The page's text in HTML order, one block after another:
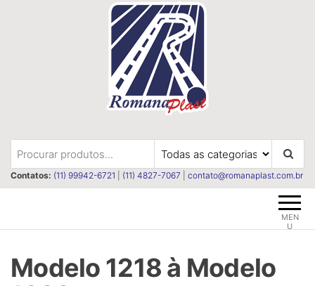
Romanaplast
Revestimentos e isolações
termica e acústica
Contatos: (11) 99942-6721 (11) 4827-7067 contato@romanaplast.com.br
MEN
U
Modelo 1218 à Modelo